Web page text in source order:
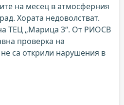
на месец в атмосферния
Хората недоволстват.
ТЕЦ „Марица 3“. От РИОСВ
проверка на
са открили нарушения в